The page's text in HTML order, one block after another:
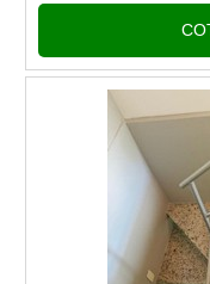
empresa altamente
o site da Escada Pré